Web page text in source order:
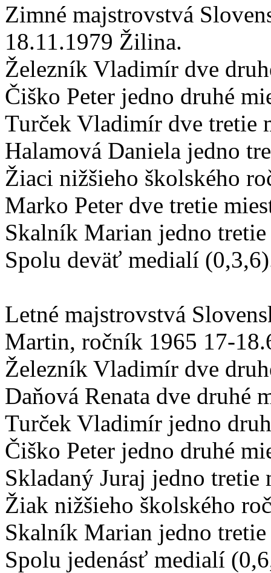
Zimné majstrovstvá
18.11.1979 Žilina.
Železník Vladimír dve
Čiško Peter jedno druhé
Turček Vladimír dve tretie
Halamová Daniela jedno
Žiaci nižšieho školského
Marko Peter dve tretie
Skalník Marian jedno tretie
Spolu deväť medialí
Letné majstrovstvá
Martin, ročník 1965 17-
Železník Vladimír dve
Daňová Renata dve druhé
Turček Vladimír jedno
Čiško Peter jedno druhé
Skladaný Juraj jedno tretie
Žiak nižšieho školského
Skalník Marian jedno tretie
Spolu jedenásť medialí